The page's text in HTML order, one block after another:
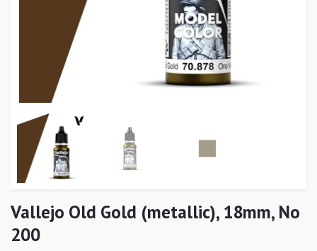
Vallejo Old Gold (metallic), 18mm, No
200